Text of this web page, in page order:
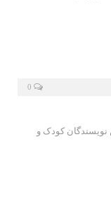
بزرگ انجمن نویسندگان کودک و